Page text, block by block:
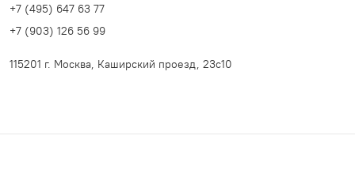
+7 (495) 647 63 77
+7 (903) 126 56 99
115201 г. Москва, Каширский проезд, 23с10